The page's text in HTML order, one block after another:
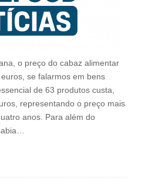
o preço do cabaz alimentar
se falarmos em bens
de 63 produtos custa,
representando o preço mais
anos. Para além do